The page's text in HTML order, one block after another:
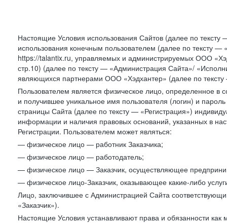
Настоящие Условия использования Сайтов (далее по
использования конечным пользователем (далее по тексту
https://talantix.ru, управляемых и администрируемых ООО
стр.10) (далее по тексту — «Администрация Сайта»/
являющихся партнерами ООО «Хэдхантер» (далее по
Пользователем является физическое лицо, определенное в
и получившее уникальное имя пользователя (логин) и
страницы Сайта (далее по тексту — «Регистрация»)
информации и наличия правовых оснований, указанных в
Регистрации. Пользователем может являться:
— физическое лицо — работник Заказчика;
— физическое лицо — работодатель;
— физическое лицо — Заказчик, осуществляющее
— физическое лицо-Заказчик, оказывающее какие-либо
Лицо, заключившее с Администрацией Сайта
«Заказчик»).
Настоящие Условия устанавливают права и обязанности